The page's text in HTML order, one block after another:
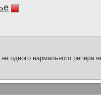
одного нармального репера